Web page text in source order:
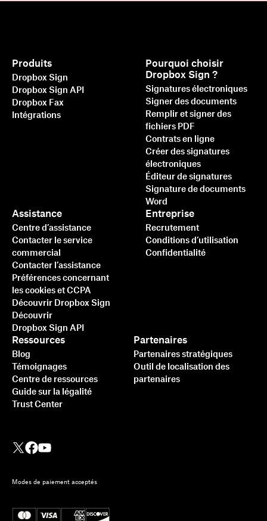
Produits
Dropbox Sign
Dropbox Sign API
Dropbox Fax
Intégrations
Pourquoi choisir
Dropbox Sign ?
Signatures électroniques
Signer des documents
Remplir et signer des
fichiers PDF
Contrats en ligne
Créer des signatures
électroniques
Éditeur de signatures
Signature de documents
Word
Assistance
Centre d’assistance
Contacter le service
commercial
Contacter l’assistance
Préférences concernant
les cookies et CCPA
Découvrir Dropbox Sign
Découvrir
Dropbox Sign API
Ressources
Blog
Témoignages
Centre de ressources
Guide sur la légalité
Trust Center
Partenaires
Partenaires stratégiques
Outil de localisation des
partenaires
Entreprise
Recrutement
Conditions d’utilisation
Confidentialité
Modes de paiement acceptés